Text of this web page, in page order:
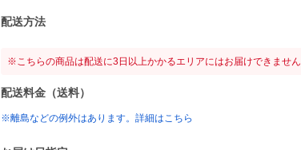
配送方法
※こちらの商品は配送に3日以上かかるエリアにはお届けできません
配送料金（送料）
※離島などの例外はあります。詳細はこちら